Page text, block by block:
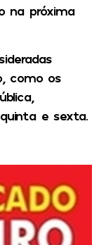
na próxima
como os
e sexta.